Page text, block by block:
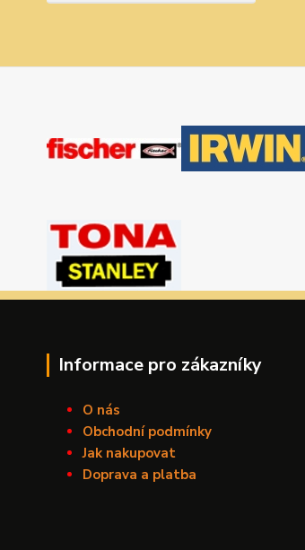
Informace pro zákazníky
O nás
Obchodní podmínky
Jak nakupovat
Doprava a platba